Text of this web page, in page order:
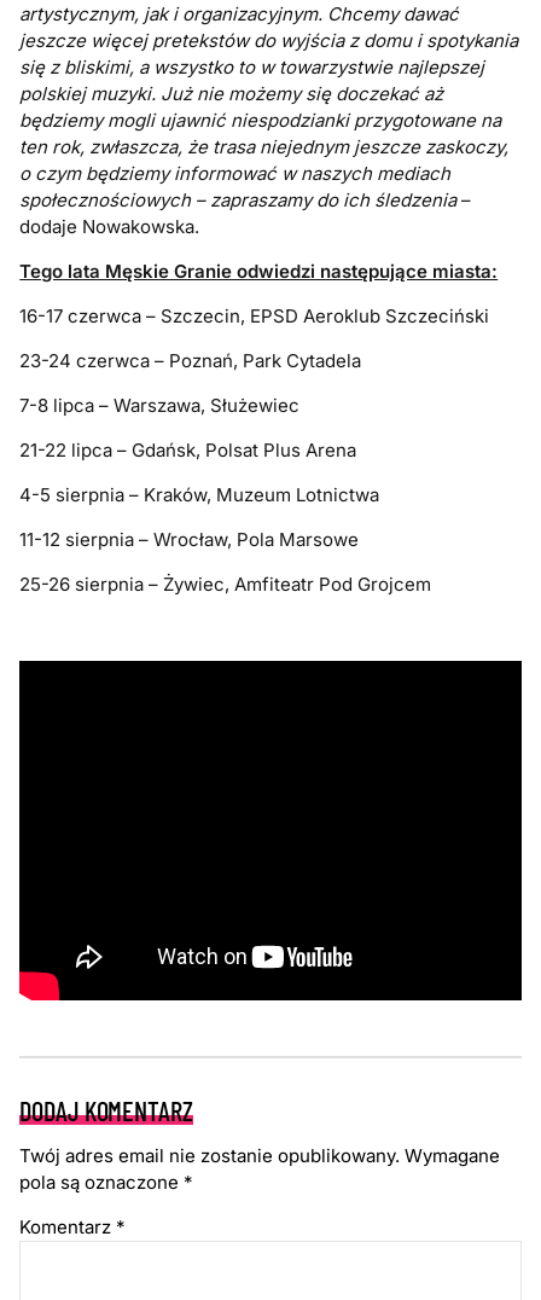
artystycznym, jak i organizacyjnym. Chcemy dawać
jeszcze więcej pretekstów do wyjścia z domu i spotykania
się z bliskimi, a wszystko to w towarzystwie najlepszej
polskiej muzyki. Już nie możemy się doczekać aż
będziemy mogli ujawnić niespodzianki przygotowane na
ten rok, zwłaszcza, że trasa niejednym jeszcze zaskoczy,
o czym będziemy informować w naszych mediach
społecznościowych – zapraszamy do ich śledzenia–
dodaje Nowakowska.
Tego lata Męskie Granie odwiedzi następujące miasta:
16-17 czerwca – Szczecin, EPSD Aeroklub Szczeciński
23-24 czerwca – Poznań, Park Cytadela
7-8 lipca – Warszawa, Służewiec
21-22 lipca – Gdańsk, Polsat Plus Arena
4-5 sierpnia – Kraków, Muzeum Lotnictwa
11-12 sierpnia – Wrocław, Pola Marsowe
25-26 sierpnia – Żywiec, Amfiteatr Pod Grojcem
DODAJ KOMENTARZ
Twój adres email nie zostanie opublikowany. Wymagane
pola są oznaczone *
Komentarz *